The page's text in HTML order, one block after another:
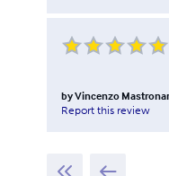
byVincenzo
Report this review